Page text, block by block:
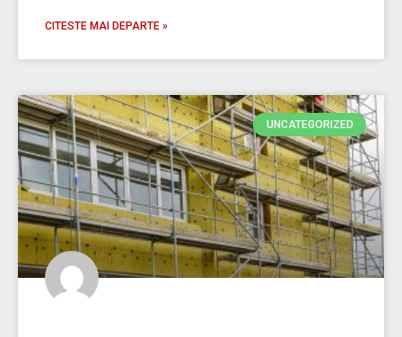
CITESTE MAI DEPARTE »
UNCATEGORIZED